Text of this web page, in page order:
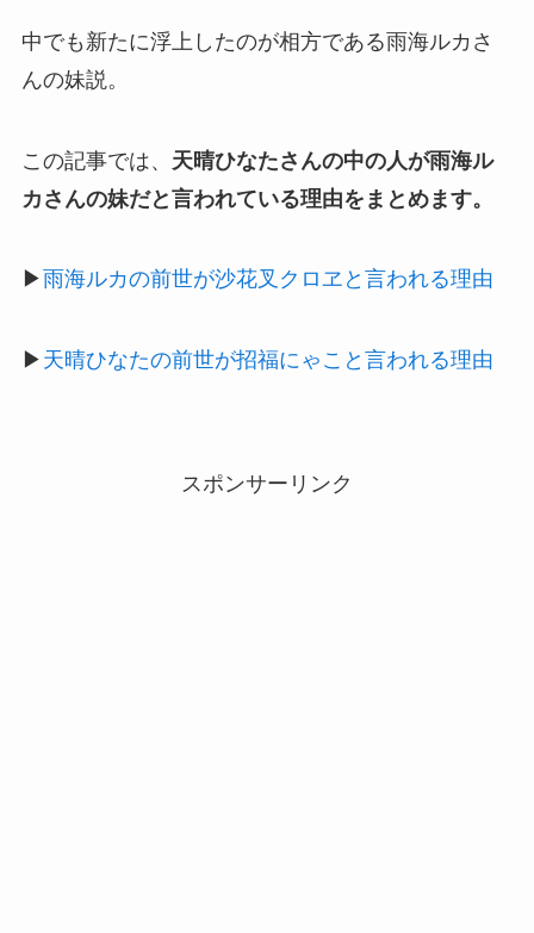
中でも新たに浮上したのが相方である雨海ルカさ
んの妹説。
この記事では、 天晴ひなたさんの中の人が雨海ル
カさんの妹だと言われている理由をまとめます。
▶ 雨海ルカの前世が沙花叉クロヱと言われる理由
▶ 天晴ひなたの前世が招福にゃこと言われる理由
スポンサーリンク